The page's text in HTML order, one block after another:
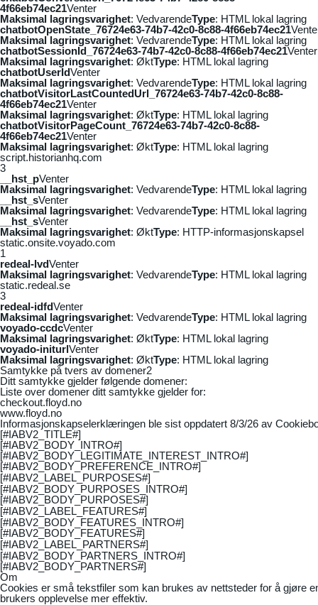
4f66eb74ec21Venter
Maksimal lagringsvarighet: VedvarendeType: HTML lokal lagring
chatbotOpenState_76724e63-74b7-42c0-8c88-4f66eb74ec21
Maksimal lagringsvarighet: VedvarendeType: HTML lokal lagring
chatbotSessionId_76724e63-74b7-42c0-8c88-4f66eb74ec21Venter
Maksimal lagringsvarighet: ØktType: HTML lokal lagring
chatbotUserIdVenter
Maksimal lagringsvarighet: VedvarendeType: HTML lokal lagring
chatbotVisitorLastCountedUrl_76724e63-74b7-42c0-8c88-
4f66eb74ec21Venter
Maksimal lagringsvarighet: ØktType: HTML lokal lagring
chatbotVisitorPageCount_76724e63-74b7-42c0-8c88-
4f66eb74ec21Venter
Maksimal lagringsvarighet: ØktType: HTML lokal lagring
script.historianhq.com
3
__hst_pVenter
Maksimal lagringsvarighet: VedvarendeType: HTML lokal lagring
__hst_sVenter
Maksimal lagringsvarighet: VedvarendeType: HTML lokal lagring
__hst_sVenter
Maksimal lagringsvarighet: ØktType: HTTP-informasjonskapsel
static.onsite.voyado.com
1
redeal-lvdVenter
Maksimal lagringsvarighet: VedvarendeType: HTML lokal lagring
static.redeal.se
3
redeal-idfdVenter
Maksimal lagringsvarighet: VedvarendeType: HTML lokal lagring
voyado-ccdcVenter
Maksimal lagringsvarighet: ØktType: HTML lokal lagring
voyado-initurlVenter
Maksimal lagringsvarighet: ØktType: HTML lokal lagring
Samtykke på tvers av domener2
Ditt samtykke gjelder følgende domener:
Liste over domener ditt samtykke gjelder for:
checkout.floyd.no
www.floyd.no
Informasjonskapselerklæringen ble sist oppdatert 8/3/26 av
[#IABV2_TITLE#]
[#IABV2_BODY_INTRO#]
[#IABV2_BODY_LEGITIMATE_INTEREST_INTRO#]
[#IABV2_BODY_PREFERENCE_INTRO#]
[#IABV2_LABEL_PURPOSES#]
[#IABV2_BODY_PURPOSES_INTRO#]
[#IABV2_BODY_PURPOSES#]
[#IABV2_LABEL_FEATURES#]
[#IABV2_BODY_FEATURES_INTRO#]
[#IABV2_BODY_FEATURES#]
[#IABV2_LABEL_PARTNERS#]
[#IABV2_BODY_PARTNERS_INTRO#]
[#IABV2_BODY_PARTNERS#]
Om
Cookies er små tekstfiler som kan brukes av nettsteder for å gjøre
brukers opplevelse mer effektiv.